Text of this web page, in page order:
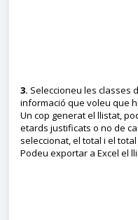
3. Seleccioneu les classes
informació que voleu que
Un cop generat el llistat,
etards justificats o no de
seleccionat, el total i el
Podeu exportar a Excel el